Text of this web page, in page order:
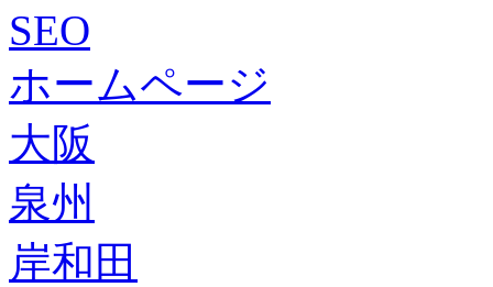
SEO
ホームページ
大阪
泉州
岸和田